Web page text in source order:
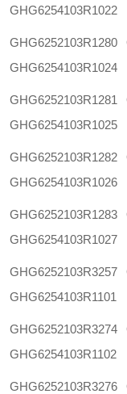
GHG6254103R1022
GHG6252103R1280
GHG6254103R1024
GHG6252103R1281
GHG6254103R1025
GHG6252103R1282
GHG6254103R1026
GHG6252103R1283
GHG6254103R1027
GHG6252103R3257
GHG6254103R1101
GHG6252103R3274
GHG6254103R1102
GHG6252103R3276